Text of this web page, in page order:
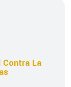
Contra La